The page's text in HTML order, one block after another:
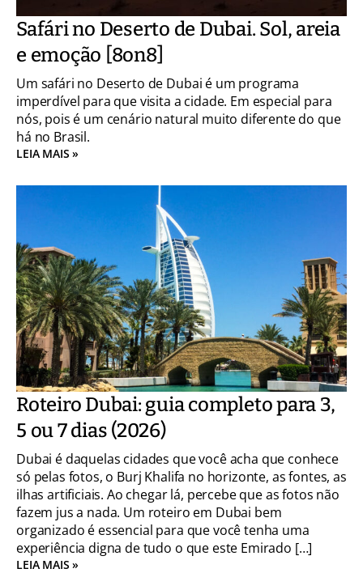
Safári no Deserto de Dubai. Sol, areia
e emoção [8on8]
Um safári no Deserto de Dubai é um programa
imperdível para que visita a cidade. Em especial para
nós, pois é um cenário natural muito diferente do que
há no Brasil.
LEIA MAIS »
Roteiro Dubai: guia completo para 3,
5 ou 7 dias (2026)
Dubai é daquelas cidades que você acha que conhece
só pelas fotos, o Burj Khalifa no horizonte, as fontes, as
ilhas artificiais. Ao chegar lá, percebe que as fotos não
fazem jus a nada. Um roteiro em Dubai bem
organizado é essencial para que você tenha uma
experiência digna de tudo o que este Emirado […]
LEIA MAIS »